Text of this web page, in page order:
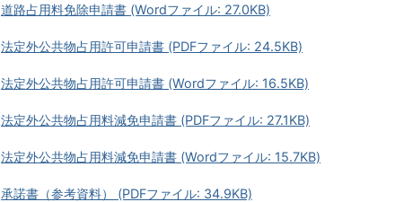
道路占用料免除申請書 (Wordファイル: 27.0KB)
法定外公共物占用許可申請書 (PDFファイル: 24.5KB)
法定外公共物占用許可申請書 (Wordファイル: 16.5KB)
法定外公共物占用料減免申請書 (PDFファイル: 27.1KB)
法定外公共物占用料減免申請書 (Wordファイル: 15.7KB)
承諾書（参考資料） (PDFファイル: 34.9KB)